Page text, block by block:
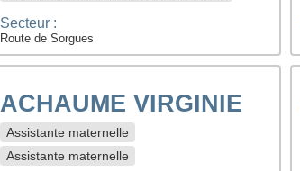
Secteur :
Route de Sorgues
ACHAUME VIRGINIE
Assistante maternelle
Assistante maternelle